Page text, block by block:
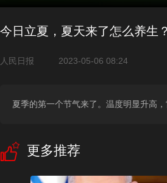
今日立夏，夏天来了怎么养生？
人民日报 2023-05-06 08:24
夏季的第一个节气来了。温度明显升高
更多推荐